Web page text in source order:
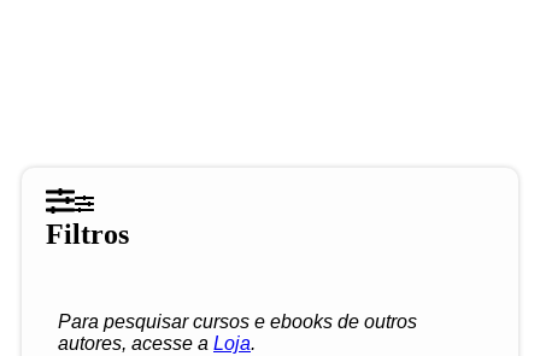
Filtros
Para pesquisar cursos e ebooks de outros
autores, acesse a Loja.